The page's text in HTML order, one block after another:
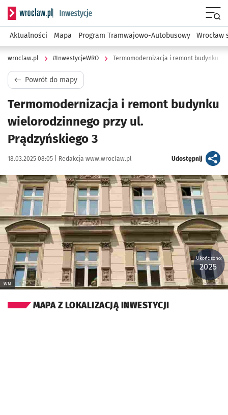
Serwis informacyjny wroclaw.pl podserwis:
Aktualności Mapa Program Tramwajowo-Autobusowy Wrocław
wroclaw.pl #InwestycjeWRO Termomodernizacja i remont budynku
Powrót do mapy
Termomodernizacja i remont budynku
wielorodzinnego przy ul.
Prądzyńskiego 3
Data publikacji:
18.03.2025 08:05 | Autor:
Redakcja www.wroclaw.pl Udostępnijartykuł
Kliknij, aby powiększyć
WM
Ukończono:
2025
MAPA Z LOKALIZACJĄ INWESTYCJI